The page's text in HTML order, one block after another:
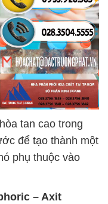
tan cao trong
để tạo thành một
phụ thuộc vào
– Axit